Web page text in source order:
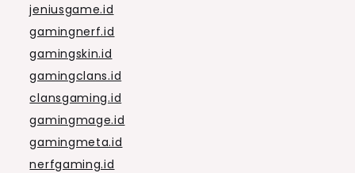
jeniusgame.id
gamingnerf.id
gamingskin.id
gamingclans.id
clansgaming.id
gamingmage.id
gamingmeta.id
nerfgaming.id